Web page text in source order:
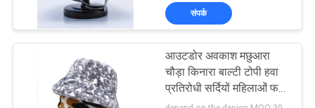
फ्लैट ब्रिम स्नैपबैक हैट्स
244
संपर्क
आउटडोर अवकाश मछुआरा
चौड़ा किनारा बाल्टी टोपी हवा
प्रतिरोधी सर्दियों महिलाओं फर
बाल्टी टोपी टोपी थोक